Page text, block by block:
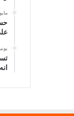
مايو 27, 2012
يونيو 16,